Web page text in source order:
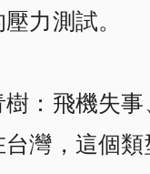
力測試。
：飛機失
灣，這個